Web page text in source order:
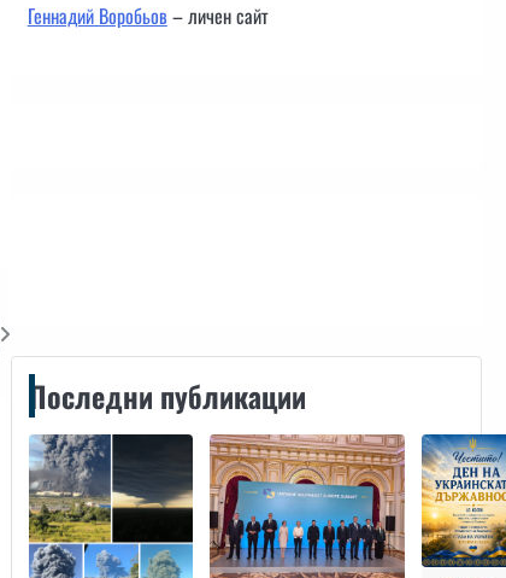
Геннадий Воробьов– личен сайт
Последни публикации